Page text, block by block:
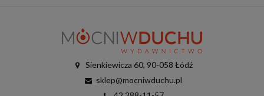
Sienkiewicza 60, 90-058 Łódź
sklep@mocniwduchu.pl